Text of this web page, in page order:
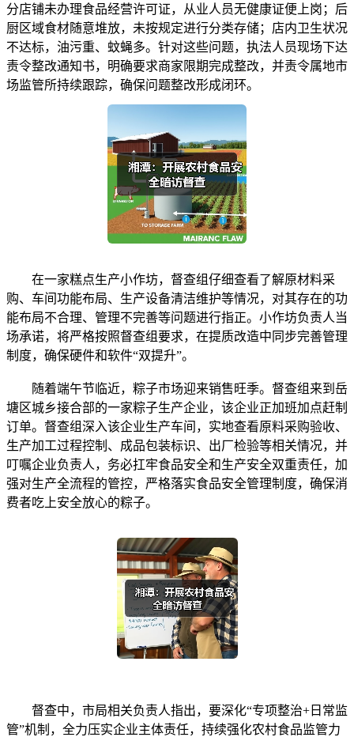
分店铺未办理食品经营许可证，从业人员无健康证便上岗；后
厨区域食材随意堆放，未按规定进行分类存储；店内卫生状况
不达标，油污重、蚊蝇多。针对这些问题，执法人员现场下达
责令整改通知书，明确要求商家限期完成整改，并责令属地市
场监管所持续跟踪，确保问题整改形成闭环。
在一家糕点生产小作坊，督查组仔细查看了解原材料采
购、车间功能布局、生产设备清洁维护等情况，对其存在的功
能布局不合理、管理不完善等问题进行指正。小作坊负责人当
场承诺，将严格按照督查组要求，在提质改造中同步完善管理
制度，确保硬件和软件“双提升”。
随着端午节临近，粽子市场迎来销售旺季。督查组来到岳
塘区城乡接合部的一家粽子生产企业，该企业正加班加点赶制
订单。督查组深入该企业生产车间，实地查看原料采购验收、
生产加工过程控制、成品包装标识、出厂检验等相关情况，并
叮嘱企业负责人，务必扛牢食品安全和生产安全双重责任，加
强对生产全流程的管控，严格落实食品安全管理制度，确保消
费者吃上安全放心的粽子。
督查中，市局相关负责人指出，要深化“专项整治+日常监
管”机制，全力压实企业主体责任，持续强化农村食品监管力